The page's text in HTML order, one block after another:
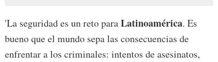
'La seguridad es un reto paraLatinoamérica. Es
bueno que el mundo sepa las consecuencias de
enfrentar a los criminales: intentos de asesinatos,